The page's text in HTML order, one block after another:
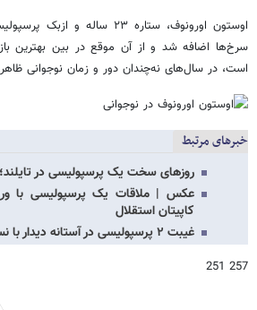
سرخ‌ها اضافه شد و از آن موقع در بین بهترین
است، در سال‌های نه‌چندان دور و زمان نوجوانی
خبرهای مرتبط
روزهای سخت یک پرسپولیسی در
عکس | ملاقات یک پرسپولیسی با
کاپیتان استقلال
غیبت ۲ پرسپولیسی در آستانه دیدار با نساجی
257 251